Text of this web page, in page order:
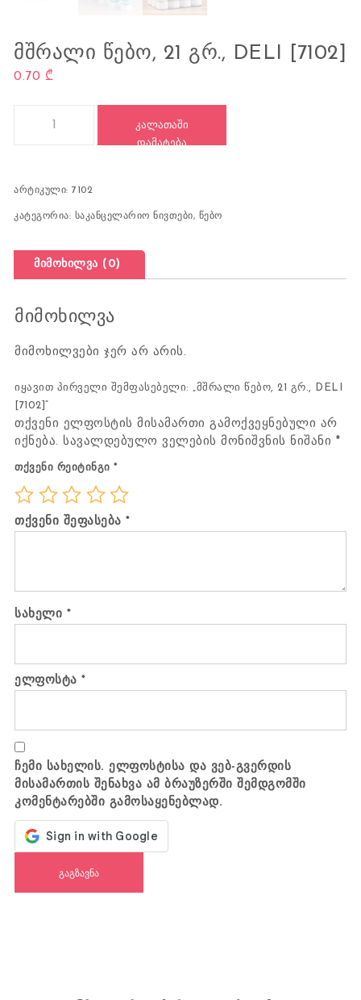
ᲛᲨᲠᲐᲚᲘ ᲬᲔᲑᲝ, 21 ᲒᲠ., DELI [7102]
0.70 ₾
ᲙᲐᲚᲐᲗᲐᲨᲘ
ᲓᲐᲛᲐᲢᲔᲑᲐ
არტიკული:7102
კატეგორია: საკანცელარიო ნივთები, წებო
მიმოხილვა (0)
მიმოხილვა
მიმოხილვები ჯერ არ არის.
იყავით პირველი შემფასებელი: „მშრალი წებო, 21 გრ., DELI
[7102]“
თქვენი ელფოსტის მისამართი გამოქვეყნებული არ
იქნება. სავალდებულო ველების მონიშვნის ნიშანი *
თქვენი რეიტინგი*
თქვენი შეფასება*
სახელი *
ელფოსტა*
ჩემი სახელის. ელფოსტისა და ვებ-გვერდის
მისამართის შენახვა ამ ბრაუზერში შემდგომში
კომენტარებში გამოსაყენებლად.